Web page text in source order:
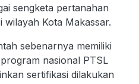
sengketa pertanahan
wilayah Kota Makassar.
sebenarnya memiliki
nasional PTSL
sertifikasi dilakukan